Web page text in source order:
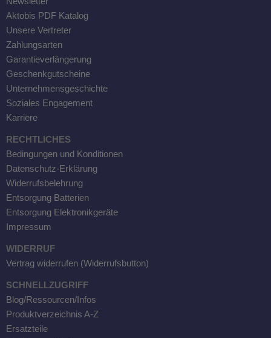
Aktobis PDF Katalog
Unsere Vertreter
Zahlungsarten
Garantieverlängerung
Geschenkgutscheine
Unternehmensgeschichte
Soziales Engagement
Karriere
RECHTLICHES
Bedingungen und Konditionen
Datenschutz-Erklärung
Widerrufsbelehrung
Entsorgung Batterien
Entsorgung Elektronikgeräte
Impressum
WIDERRUF
Vertrag widerrufen (Widerrufsbutton)
SCHNELLZUGRIFF
Blog/Ressourcen/Infos
Produktverzeichnis A-Z
Ersatzteile